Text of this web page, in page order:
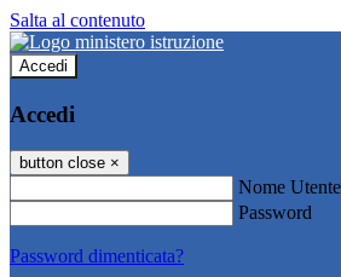
Salta al contenuto
Accedi
Accedi
button close ×
Nome Utente
Password
Password dimenticata?